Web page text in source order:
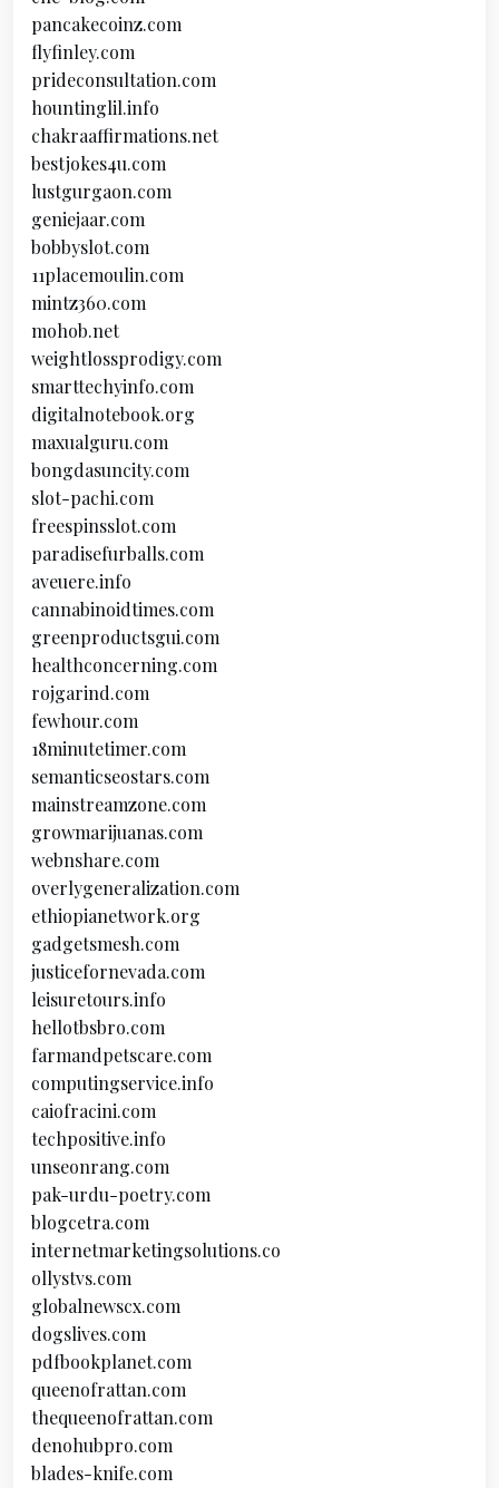
pancakecoinz.com
flyfinley.com
prideconsultation.com
hountinglil.info
chakraaffirmations.net
bestjokes4u.com
lustgurgaon.com
geniejaar.com
bobbyslot.com
11placemoulin.com
mintz360.com
mohob.net
weightlossprodigy.com
smarttechyinfo.com
digitalnotebook.org
maxualguru.com
bongdasuncity.com
slot-pachi.com
freespinsslot.com
paradisefurballs.com
aveuere.info
cannabinoidtimes.com
greenproductsgui.com
healthconcerning.com
rojgarind.com
fewhour.com
18minutetimer.com
semanticseostars.com
mainstreamzone.com
growmarijuanas.com
webnshare.com
overlygeneralization.com
ethiopianetwork.org
gadgetsmesh.com
justicefornevada.com
leisuretours.info
hellotbsbro.com
farmandpetscare.com
computingservice.info
caiofracini.com
techpositive.info
unseonrang.com
pak-urdu-poetry.com
blogcetra.com
internetmarketingsolutions.co
ollystvs.com
globalnewscx.com
dogslives.com
pdfbookplanet.com
queenofrattan.com
thequeenofrattan.com
denohubpro.com
blades-knife.com